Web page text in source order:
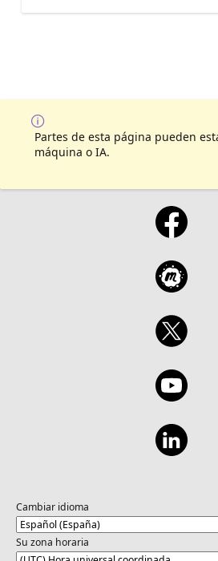
Partes de esta página pueden
máquina o IA.
Cambiar idioma
Su zona horaria